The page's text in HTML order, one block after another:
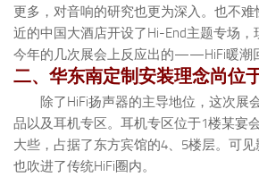
更多，对音响的研究也更为深入。也不
近的中国大酒店开设了Hi-End主题专场，
今年的几次展会上反应出的——HiFi暖潮
二、华东南定制安装理念尚位
除了HiFi扬声器的主导地位，这次展
品以及耳机专区。耳机专区位于1楼某宴
大些，占据了东方宾馆的4、5楼层。可
也吹进了传统HiFi圈内。